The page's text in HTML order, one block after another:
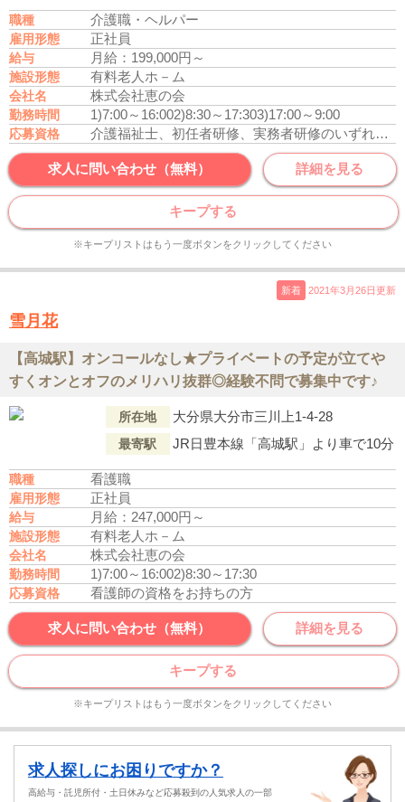
職種 介護職・ヘルパー
雇用形態 正社員
給与 月給：199,000円～
施設形態 有料老人ホ－ム
会社名 株式会社恵の会
勤務時間 1)7:00～16:002)8:30～17:303)17:00～9:00
応募資格 介護福祉士、初任者研修、実務者研修のいずれかの資格をお持ちの方
求人に問い合わせ（無料） 詳細を見る
キープする
※キープリストはもう一度ボタンをクリックしてください
新着 2021年3月26日更新
雪月花
【高城駅】オンコールなし★プライベートの予定が立てや
すくオンとオフのメリハリ抜群◎経験不問で募集中です♪
所在地 大分県大分市三川上1-4-28
最寄駅 JR日豊本線「高城駅」より車で10分
職種 看護職
雇用形態 正社員
給与 月給：247,000円～
施設形態 有料老人ホ－ム
会社名 株式会社恵の会
勤務時間 1)7:00～16:002)8:30～17:30
応募資格 看護師の資格をお持ちの方
求人に問い合わせ（無料） 詳細を見る
キープする
※キープリストはもう一度ボタンをクリックしてください
求人探しにお困りですか？
高給与・託児所付・土日休みなど応募殺到の人気求人の一部